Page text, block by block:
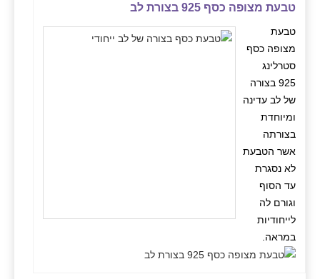
טבעת מצופה כסף 925 בצורת לב
טבעת
מצופה כסף
סטרלינג
925 בצורה
של לב עדינה
ומיוחדת
בצורתה
אשר הטבעת
לא נסגרת
עד הסוף
וגורם לה
לייחודיות
במראה.